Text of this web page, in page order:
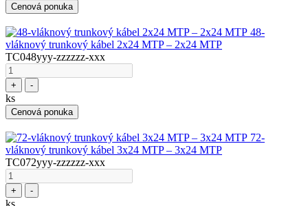
Cenová ponuka
48-
vláknový trunkový kábel 2x24 MTP – 2x24 MTP
TC048yyy-zzzzzz-xxx
+ -
ks
Cenová ponuka
72-
vláknový trunkový kábel 3x24 MTP – 3x24 MTP
TC072yyy-zzzzzz-xxx
+ -
ks